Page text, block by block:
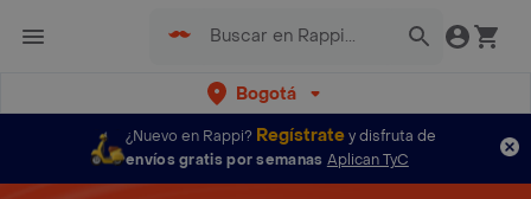
Bogotá
¿Nuevo en Rappi? Regístratey disfruta de
envíos gratis por semanas Aplican TyC